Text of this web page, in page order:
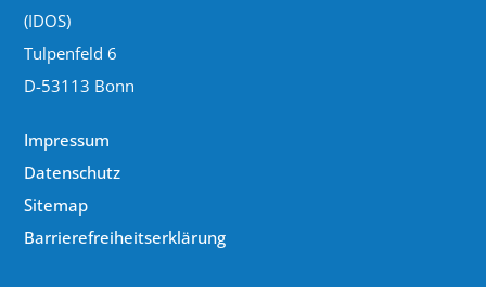
(IDOS)
Tulpenfeld 6
D-53113 Bonn
Impressum
Datenschutz
Sitemap
Barrierefreiheitserklärung